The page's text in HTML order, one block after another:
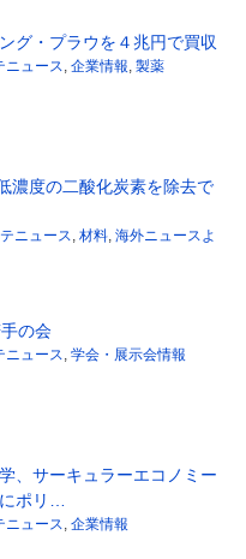
グ・プラウを４兆円で買収
ニュース, 企業情報, 製薬
濃度の二酸化炭素を除去で
ニュース, 材料, 海外ニュースよ
の会
ニュース, 学会・展示会情報
、サーキュラーエコノミー
ポリ…
ニュース, 企業情報